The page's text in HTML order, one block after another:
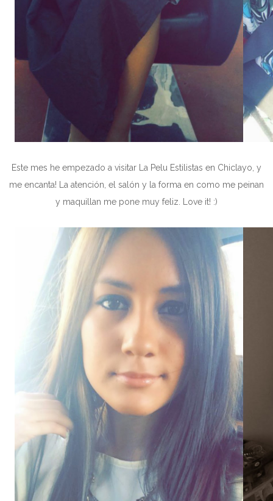
Este mes he empezado a visitar La Pelu Estilistas en Chiclayo, y
me encanta! La atención, el salón y la forma en como me peinan
y maquillan me pone muy feliz. Love it! :)